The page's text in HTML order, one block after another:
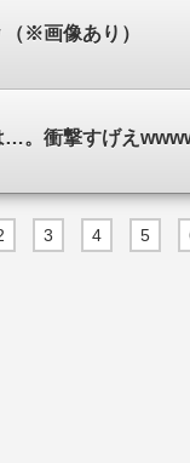
※画像あり）
…。衝撃すげえ
3 4 5